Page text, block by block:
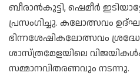
ബീരാൻകുട്ടി, ഷെമീർ
പ്രസംഗിച്ചു. കലോത്സവം
ഭിന്നശേഷികലോത്സവം
ശാസ്ത്രമേളയിലെ
സമ്മാനവിതരണവും നടന്നു.